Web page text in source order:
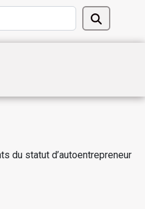
du statut d’autoentrepreneur